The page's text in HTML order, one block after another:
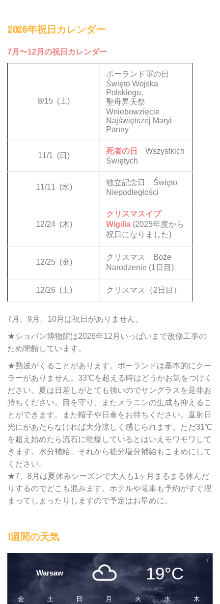
2026年祝日カレンダー
7月〜12月の祝日カレンダー
8/15 (土)
ポーランド軍の日
Święto Wojska
Polskiego,
聖母昇天祭
Wniebowzięcie
Najświętszej Maryi
Panny
11/1 (日)
死者の日
Wszystkich
Świętych
11/11 (水)
独立記念日 Święto
Niepodległości
12/24 (木)
クリスマスイブ
Wigilia (2025年度から
祝日になりました)
12/25 (金)
クリスマス Boże
Narodzenie (1日目)
12/26 (土) クリスマス（2日目）
7月、9月、10月は祝日がありません。
★ショパン博物館は2026年12月いっぱいまで改修工事の
ため閉館しています。
★熱波がくることがあります。ポーランドは基本的にクー
ラーがありません。33℃を超える時はどうかお気をつけく
ださい。夏は日差しがとても強いのでサングラスを是非お
持ちください。目を守り、またメラニンの生成も抑えるこ
とができます。また帽子や日傘をお持ちください。直射日
光にがあたらなければ大分涼しく感じられます。ただ31℃
を超え始めたら流石に乾燥しているとはいえモワモワして
きます。水分補給、それから糖分塩分補給もこまめにして
ください。
★7、8月は夏休みシーズンで大人も1ヶ月まるまる休んだ
りするのでどこも混みます。ホテルや電車も予約がすぐ埋
まってしまったりしますので予定はお早めに。
1週間の天気
Warsaw 19°C
金 土 日 月 火 水 木